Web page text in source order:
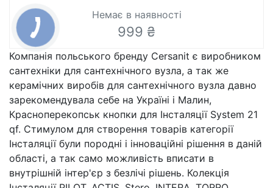
Немає в наявності
999 ₴
Компанія польського бренду Cersanit є виробником
сантехніки для сантехнічного вузла, а так же
керамічних виробів для сантехнічного вузла давно
зарекомендувала себе на Україні і Малин,
Красноперекопськ кнопки для Інсталяції System 21
qf. Стимулом для створення товарів категорії
Інсталяції були породні і інноваційні рішення в даній
області, а так само можливість вписати в
внутрішній інтер'єр з безлічі рішень. Колекція